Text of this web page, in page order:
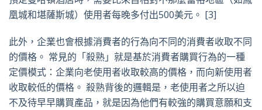
凰城和堪薩斯城）使用者每晚多付出500美元。 [3]
此外，企業也會根據消費者的行為向不同的消費者收取不同
的價格。 常見的「殺熟」就是基於消費者購買行為的一種
定價模式：企業向老使用者收取較高的價格，而向新使用者
收取較低的價格。 殺熟背後的邏輯是，老使用者之所以迫
不及待早早購買產品，就是因為他們有較強的購買意願和支